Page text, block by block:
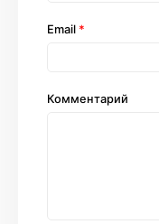
Комментарий
Email *